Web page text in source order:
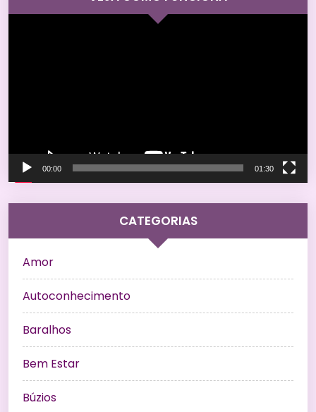
00:00 01:30
CATEGORIAS
Amor
Autoconhecimento
Baralhos
Bem Estar
Búzios